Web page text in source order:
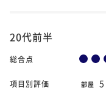
20代前半
総合点
項目別評価 部屋 5